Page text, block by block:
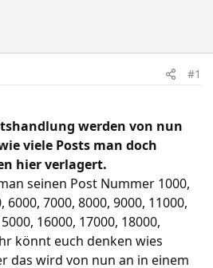
#1
werden von nun
viele Posts man doch
hier verlagert.
seinen Post Nummer 1000,
6000, 7000, 8000, 9000, 11000,
16000, 17000, 18000,
könnt euch denken wies
das wird von nun an in einem